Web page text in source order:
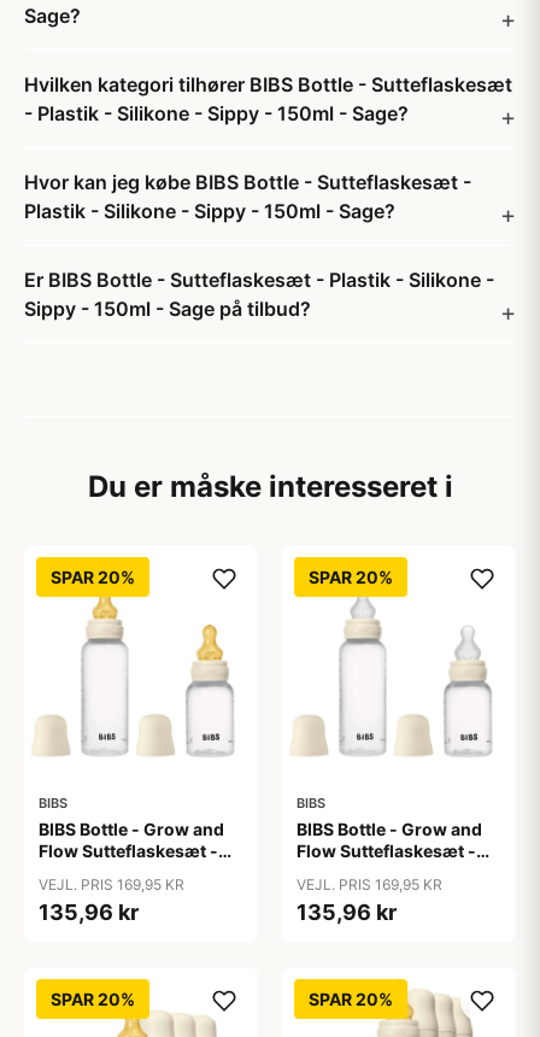
Sage?
Hvilken kategori tilhører BIBS Bottle - Sutteflaskesæt
- Plastik - Silikone - Sippy - 150ml - Sage?
Hvor kan jeg købe BIBS Bottle - Sutteflaskesæt -
Plastik - Silikone - Sippy - 150ml - Sage?
Er BIBS Bottle - Sutteflaskesæt - Plastik - Silikone -
Sippy - 150ml - Sage på tilbud?
Du er måske interesseret i
SPAR 20%
BIBS
BIBS Bottle - Grow and
Flow Sutteflaskesæt -
Naturgummi/Rund -
150ml/270ml - 2-Pak -
VEJL. PRIS 169,95 KR
135,96 kr
SPAR 20%
BIBS
BIBS Bottle - Grow and
Flow Sutteflaskesæt -
150ml/270ml - 2-Pak -
Ivory
VEJL. PRIS 169,95 KR
135,96 kr
SPAR 20% SPAR 20%